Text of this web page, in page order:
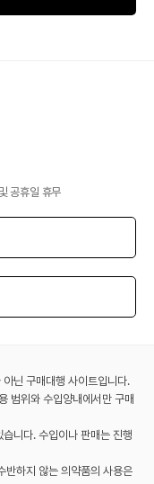
공휴일 휴무
닌 구매대행 사이트입니다.
범위와 수입양내에서만 구매
니다. 수입이나 판매는 진행
반하지 않는 의약품의 사용은